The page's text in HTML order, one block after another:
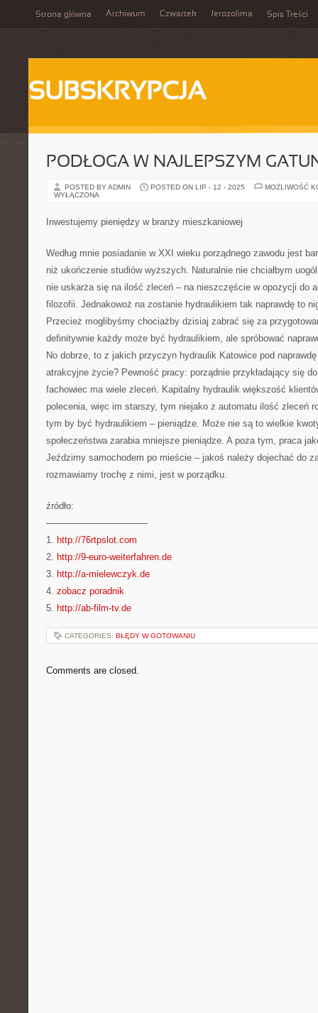
Strona główna Archiwum Czwartek Jerozolima Spis Treści
SUBSKRYPCJA
PODŁOGA W NAJLEPSZYM
POSTED BY ADMIN POSTED ON LIP - 12 - 2025
MOŻLIWOŚĆ
WYŁĄCZONA
Inwestujemy pieniędzy w branży mieszkaniowej
Według mnie posiadanie w XXI wieku porządnego zawodu jest
niż ukończenie studiów wyższych. Naturalnie nie chciałbym
nie uskarża się na ilość zleceń – na nieszczęście w opozycji do
filozofii. Jednakowoż na zostanie hydraulikiem tak naprawdę to
Przecież moglibyśmy chociażby dzisiaj zabrać się za
definitywnie każdy może być hydraulikiem, ale spróbować
No dobrze, to z jakich przyczyn hydraulik Katowice pod
atrakcyjne życie? Pewność pracy: porządnie przykładający się
fachowiec ma wiele zleceń. Kapitalny hydraulik większość
polecenia, więc im starszy, tym niejako z automatu ilość zleceń
tym by być hydraulikiem – pieniądze. Może nie są to wielkie
społeczeństwa zarabia mniejsze pieniądze. A poza tym, praca
Jeździmy samochodem po mieście – jakoś należy dojechać do
rozmawiamy trochę z nimi, jest w porządku.
źródło:
———————————
1. http://76rtpslot.com
2. http://9-euro-weiterfahren.de
3. http://a-mielewczyk.de
4. zobacz poradnik
5. http://ab-film-tv.de
CATEGORIES: BŁĘDY W GOTOWANIU
Comments are closed.